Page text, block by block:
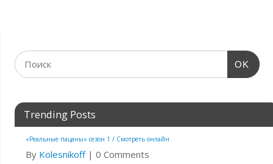
OK
Trending Posts
«Реальные пацаны» сезон 1 / Смотреть онлайн
By Kolesnikoff| 0 Comments